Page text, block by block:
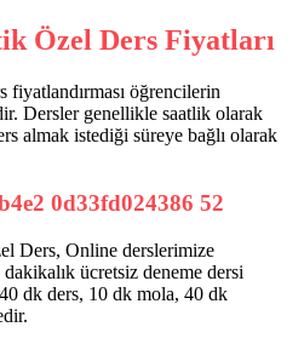
Özel Ders Fiyatları
öğrencilerin
Dersler genellikle saatlik olarak
almak istediği süreye bağlı olarak
Ders, Online derslerimize
ücretsiz deneme dersi
dk ders, 10 dk mola, 40 dk